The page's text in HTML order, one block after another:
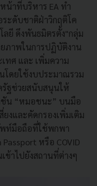
น้าที่บริหาร EA ทำ
ะดับชาติฝ่าวิกฤติโค
ลยี ดึงพันธมิตรตั้ง"กลุ่ม
ภาพในการปฏิบัติงาน
ทศ และ เพิ่มความ
ดยใช้งบประมาณรวม
รัฐช่วยสนับสนุนให้
น “หมอชนะ” บนมือ
ยงและคัดกรองเพิ่มเติม
พท์มือถือที่ใช้พกพา
หรือ COVID
ข้าไปยังสถานที่ต่างๆ